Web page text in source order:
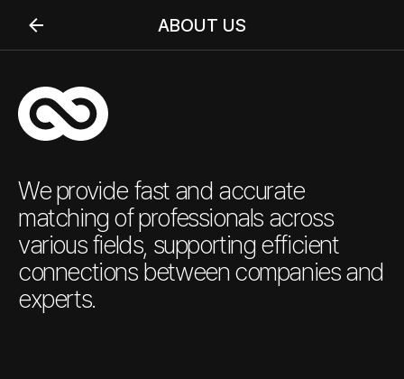
ABOUT US
We provide fast and accurate
matching of professionals across
various fields, supporting efficient
connections between companies and
experts.